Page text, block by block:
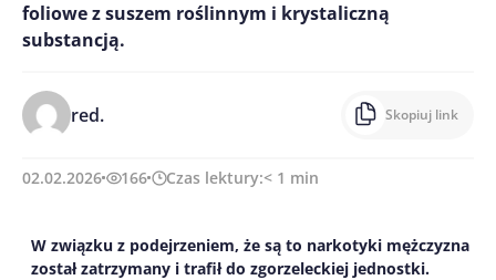
foliowe z suszem roślinnym i krystaliczną
substancją.
red. Skopiuj link
02.02.2026 166 Czas lektury:< 1 min
W związku z podejrzeniem, że są to narkotyki mężczyzna
został zatrzymany i trafił do zgorzeleckiej jednostki.